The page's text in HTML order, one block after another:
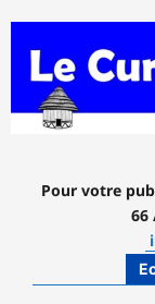
contenu
Pour votre
66